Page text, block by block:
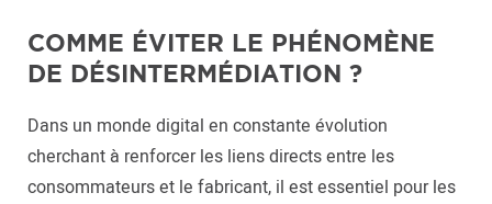
COMME ÉVITER LE PHÉNOMÈNE
DE DÉSINTERMÉDIATION ?
Dans un monde digital en constante évolution
cherchant à renforcer les liens directs entre les
consommateurs et le fabricant, il est essentiel pour les